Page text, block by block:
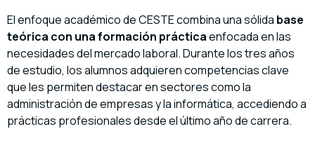
El enfoque académico de CESTE combina una sólida base
teórica con una formación prácticaenfocada en las
necesidades del mercado laboral. Durante los tres años
de estudio, los alumnos adquieren competencias clave
que les permiten destacar en sectores como la
administración de empresas y la informática, accediendo a
prácticas profesionales desde el último año de carrera.